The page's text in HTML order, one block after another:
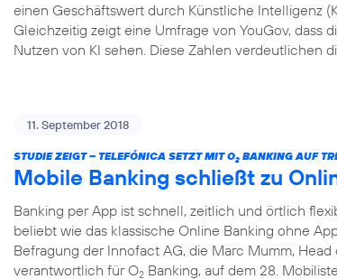
einen Geschäftswert durch Künstliche Intelligenz
Gleichzeitig zeigt eine Umfrage von YouGov, dass
Nutzen von KI sehen. Diese Zahlen verdeutlichen
11. September 2018
STUDIE ZEIGT – TELEFÓNICA SETZT MIT O2 BANKING AUF
Mobile Banking schließt zu
Banking per App ist schnell, zeitlich und örtlich
beliebt wie das klassische Online Banking ohne
Befragung der Innofact AG, die Marc Mumm,
verantwortlich für O2 Banking, auf dem 28.